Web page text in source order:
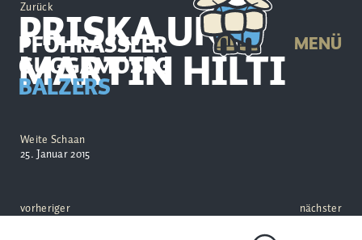
PFÖHRASSLER
GUGGAMOSEG
BALZERS
MENÜ
Zurück
PRISKA UND
MARTIN HILTI
Weite Schaan
25. Januar 2015
vorheriger nächster